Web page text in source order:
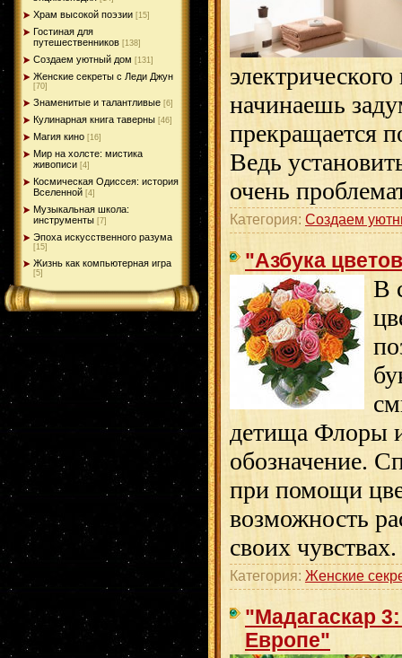
Храм высокой поэзии [15]
Гостиная для
путешественников [138]
Создаем уютный дом [131]
Женские секреты с Леди Джун
[70]
Знаменитые и талантливые [6]
Кулинарная книга таверны [46]
Магия кино [16]
Мир на холсте: мистика
живописи [4]
Космическая Одиссея: история
Вселенной [4]
Музыкальная школа:
инструменты [7]
Эпоха искусственного разума
[15]
Жизнь как компьютерная игра
[5]
электрического
начинаешь
прекращается
Ведь
очень
Категория: Создаем
"Азбука
В
детища Флоры
обозначение.
при помощи
возможность
своих чувствах.
Категория: Женские
"Мадагаскар
Европе"